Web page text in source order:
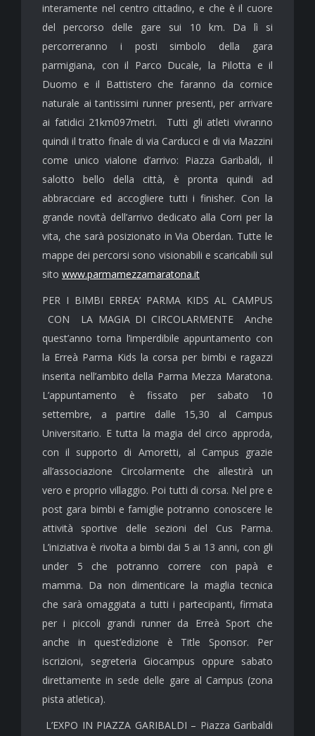
interamente nel centro cittadino, e che è il cuore
del percorso delle gare sui 10 km. Da lì si
percorreranno i posti simbolo della gara
parmigiana, con il Parco Ducale, la Pilotta e il
Duomo e il Battistero che faranno da cornice
naturale ai tantissimi runner presenti, per arrivare
ai fatidici 21km097metri. Tutti gli atleti vivranno
quindi il tratto finale di via Carducci e di via Mazzini
come unico vialone d’arrivo: Piazza Garibaldi, il
salotto bello della città, è pronta quindi ad
abbracciare ed accogliere tutti i finisher. Con la
grande novità dell’arrivo dedicato alla Corri per la
vita, che sarà posizionato in Via Oberdan. Tutte le
mappe dei percorsi sono visionabili e scaricabili sul
sito www.parmamezzamaratona.it
PER I BIMBI ERREA’ PARMA KIDS AL CAMPUS
CON LA MAGIA DI CIRCOLARMENTE Anche
quest’anno torna l’imperdibile appuntamento con
la Erreà Parma Kids la corsa per bimbi e ragazzi
inserita nell’ambito della Parma Mezza Maratona.
L’appuntamento è fissato per sabato 10
settembre, a partire dalle 15,30 al Campus
Universitario. E tutta la magia del circo approda,
con il supporto di Amoretti, al Campus grazie
all’associazione Circolarmente che allestirà un
vero e proprio villaggio. Poi tutti di corsa. Nel pre e
post gara bimbi e famiglie potranno conoscere le
attività sportive delle sezioni del Cus Parma.
L’iniziativa è rivolta a bimbi dai 5 ai 13 anni, con gli
under 5 che potranno correre con papà e
mamma. Da non dimenticare la maglia tecnica
che sarà omaggiata a tutti i partecipanti, firmata
per i piccoli grandi runner da Erreà Sport che
anche in quest’edizione è Title Sponsor. Per
iscrizioni, segreteria Giocampus oppure sabato
direttamente in sede delle gare al Campus (zona
pista atletica).
L’EXPO IN PIAZZA GARIBALDI – Piazza Garibaldi